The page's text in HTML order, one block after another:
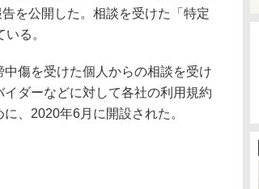
を公開した。相談を受けた「特定
る。
傷を受けた個人からの相談を受け
ダーなどに対して各社の利用規約
、2020年6月に開設された。